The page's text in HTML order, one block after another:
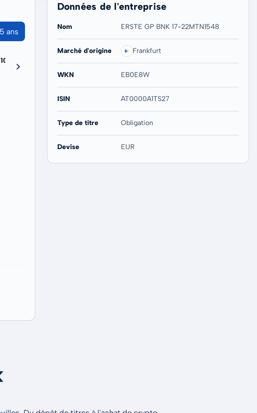
5 ans
10 ans
-
Données de l'entreprise
Nom ERSTE GP BNK 17-22MTN1548
Marché d'origine Frankfurt
WKN EB0E8W
ISIN AT0000A1TS27
Type de titre Obligation
Devise EUR